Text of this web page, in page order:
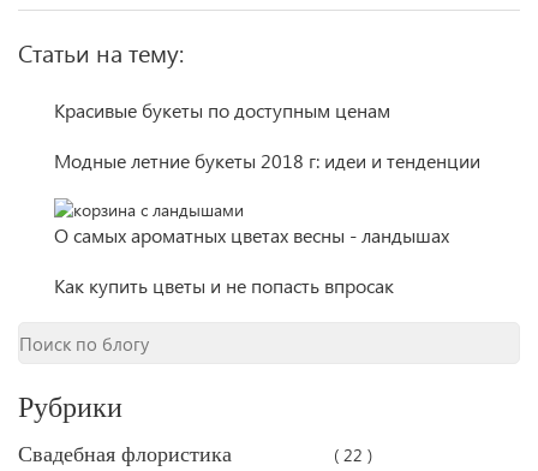
Статьи на тему:
Красивые букеты по доступным ценам
Модные летние букеты 2018 г: идеи и тенденции
О самых ароматных цветах весны - ландышах
Как купить цветы и не попасть впросак
Рубрики
Свадебная флористика ( 22 )